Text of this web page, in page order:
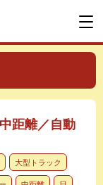
距離／自動
大型トラック